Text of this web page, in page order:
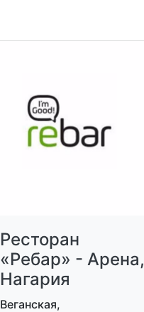
Ресторан
«Ребар» - Арена,
Нагария
Веганская,